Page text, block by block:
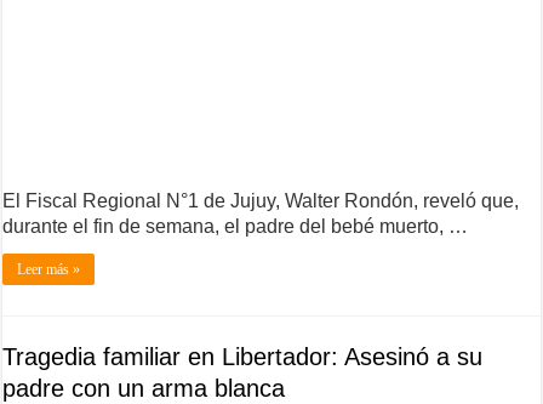
El Fiscal Regional N°1 de Jujuy, Walter Rondón, reveló que,
durante el fin de semana, el padre del bebé muerto, …
Leer más »
Tragedia familiar en Libertador: Asesinó a su
padre con un arma blanca